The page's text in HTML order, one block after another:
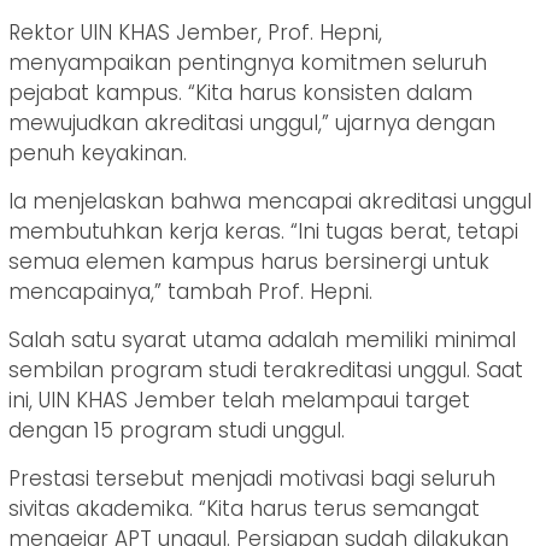
Rektor UIN KHAS Jember, Prof. Hepni,
menyampaikan pentingnya komitmen seluruh
pejabat kampus. “Kita harus konsisten dalam
mewujudkan akreditasi unggul,” ujarnya dengan
penuh keyakinan.
Ia menjelaskan bahwa mencapai akreditasi unggul
membutuhkan kerja keras. “Ini tugas berat, tetapi
semua elemen kampus harus bersinergi untuk
mencapainya,” tambah Prof. Hepni.
Salah satu syarat utama adalah memiliki minimal
sembilan program studi terakreditasi unggul. Saat
ini, UIN KHAS Jember telah melampaui target
dengan 15 program studi unggul.
Prestasi tersebut menjadi motivasi bagi seluruh
sivitas akademika. “Kita harus terus semangat
mengejar APT unggul. Persiapan sudah dilakukan